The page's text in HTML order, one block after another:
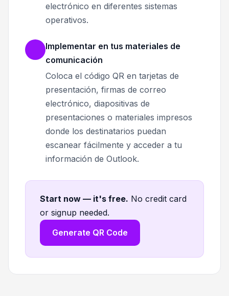
electrónico en diferentes sistemas
operativos.
Implementar en tus materiales de
comunicación
Coloca el código QR en tarjetas de
presentación, firmas de correo
electrónico, diapositivas de
presentaciones o materiales impresos
donde los destinatarios puedan
escanear fácilmente y acceder a tu
información de Outlook.
Start now — it's free. No credit card
or signup needed.
Generate QR Code